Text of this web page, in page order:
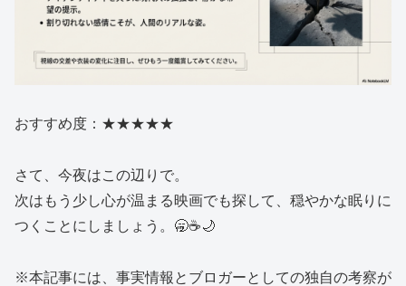
おすすめ度：★★★★★
さて、今夜はこの辺りで。
次はもう少し心が温まる映画でも探して、穏やかな眠りに
つくことにしましょう。🥱☕🌙
※本記事には、事実情報とブロガーとしての独自の考察が